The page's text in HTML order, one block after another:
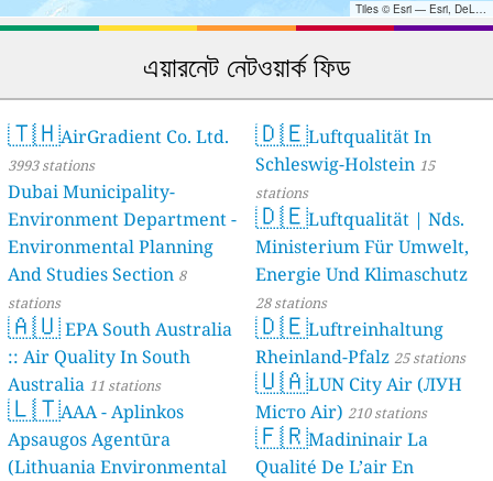
Tiles © Esri — Esri, DeLorme, NAVTEQ, TomTom, Intermap, iPC, USGS, FAO, NPS, NRCAN, GeoBase, Kadaster NL, Ordnance Survey, Esri Japan, METI, Esri China (Hong Kong), and the GIS User Community
এয়ারনেট নেটওয়ার্ক ফিড
🇹🇭AirGradient Co. Ltd.
3993 stations
Dubai Municipality-
Environment Department -
Environmental Planning
And Studies Section 8
stations
🇦🇺EPA South Australia
:: Air Quality In South
Australia 11 stations
🇱🇹AAA - Aplinkos
Apsaugos Agentūra
(Lithuania Environmental
🇩🇪Luftqualität In
Schleswig-Holstein 15
stations
🇩🇪Luftqualität | Nds.
Ministerium Für Umwelt,
Energie Und Klimaschutz
28 stations
🇩🇪Luftreinhaltung
Rheinland-Pfalz 25 stations
🇺🇦LUN City Air (ЛУН
Місто Air) 210 stations
🇫🇷Madininair La
Qualité De L’air En